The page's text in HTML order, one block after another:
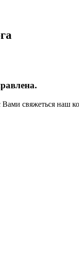
свяжеться наш